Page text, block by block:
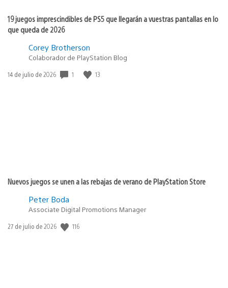
19 juegos imprescindibles de PS5 que llegarán a vuestras pantallas en lo
que queda de 2026
Corey Brotherson
Colaborador de PlayStation Blog
Fecha
14 de julio de 2026 1 13
Nuevos juegos se unen a las rebajas de verano de PlayStation Store
Peter Boda
Associate Digital Promotions Manager
Fecha
27 de julio de 2026 116